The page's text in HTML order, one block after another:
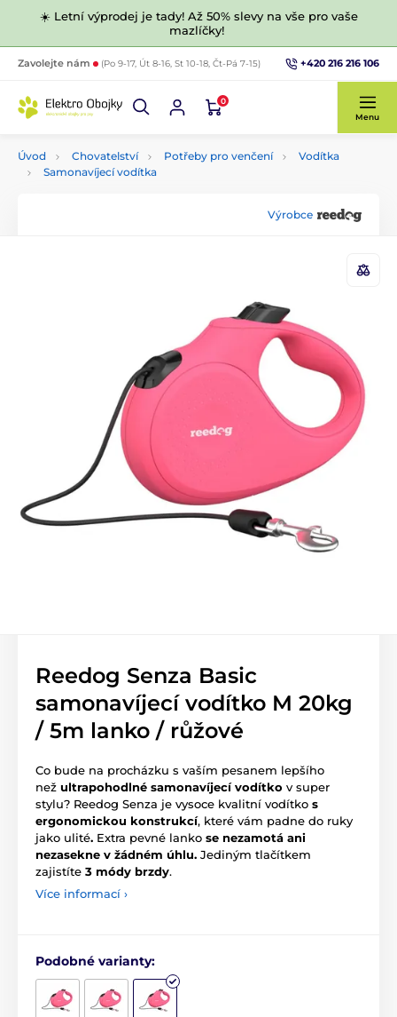
☀️ Letní výprodej je tady! Až 50% slevy na vše pro vaše
mazlíčky!
Zavolejte nám (Po 9-17, Út 8-16, St 10-18, Čt-Pá 7-15) +420 216 216 106
0
Menu
Úvod Chovatelství Potřeby pro venčení
Vodítka
Samonavíjecí vodítka
Výrobce
Reedog Senza Basic
samonavíjecí vodítko M 20kg
/ 5m lanko / růžové
Co bude na procházku s vaším pesanem lepšího
než ultrapohodlné samonavíjecí vodítko v super
stylu? Reedog Senza je vysoce kvalitní vodítko s
ergonomickou konstrukcí, které vám padne do ruky
jako ulité. Extra pevné lanko se nezamotá ani
nezasekne v žádném úhlu. Jediným tlačítkem
zajistíte 3 módy brzdy.
Více informací ›
Podobné varianty: